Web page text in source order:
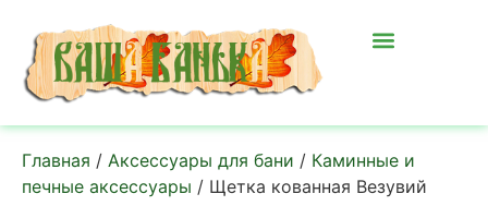
Главная / Аксессуары для бани / Каминные и
печные аксессуары / Щетка кованная Везувий